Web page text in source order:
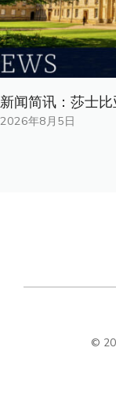
新闻简讯：莎士
2026年8月5日
©